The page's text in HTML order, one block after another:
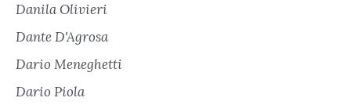
Danila Olivieri
Dante D'Agrosa
Dario Meneghetti
Dario Piola